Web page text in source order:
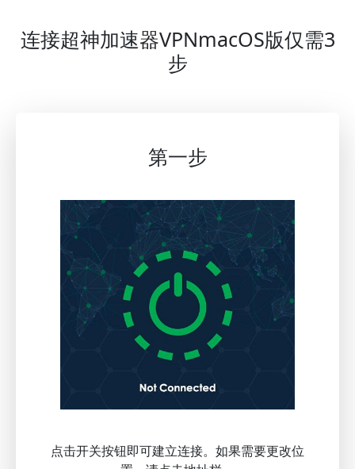
连接超神加速器VPNmacOS版仅需3
步
第一步
点击开关按钮即可建立连接。如果需要更改位